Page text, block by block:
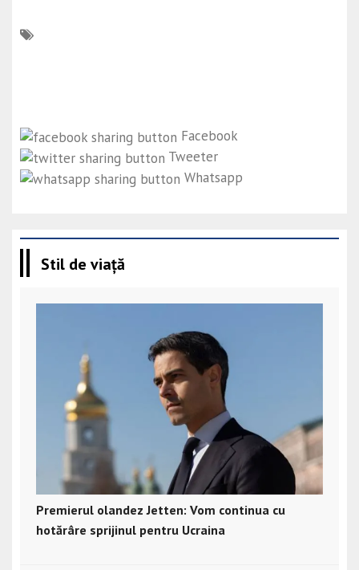
Facebook
Tweeter
Whatsapp
Stil de viață
Premierul olandez Jetten: Vom continua cu
hotărâre sprijinul pentru Ucraina